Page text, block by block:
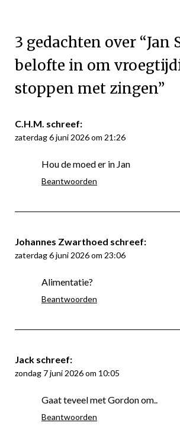
3 gedachten over “Jan
belofte in om
stoppen met zingen”
C.H.M. schreef:
zaterdag 6 juni 2026 om 21:26
Hou de moed er in Jan
Beantwoorden
Johannes Zwarthoed schreef:
zaterdag 6 juni 2026 om 23:06
Alimentatie?
Beantwoorden
Jack schreef:
zondag 7 juni 2026 om 10:05
Gaat teveel met Gordon om..
Beantwoorden